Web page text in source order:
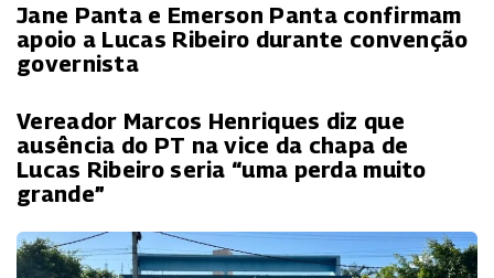
Jane Panta e Emerson Panta confirmam
apoio a Lucas Ribeiro durante convenção
governista
Vereador Marcos Henriques diz que
ausência do PT na vice da chapa de
Lucas Ribeiro seria “uma perda muito
grande”